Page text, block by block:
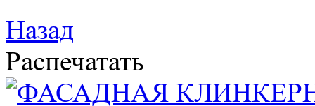
Назад
Распечатать